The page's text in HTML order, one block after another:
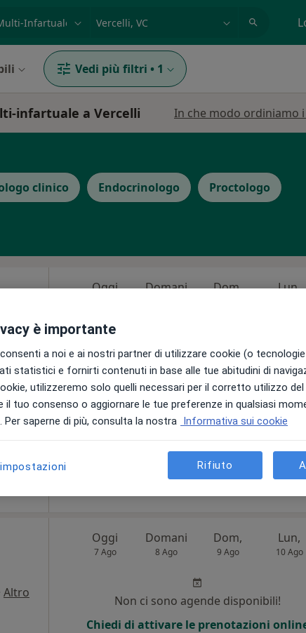
Vedi più filtri • 1
infartuale a Vercelli In che modo ordiniamo
clinico Endocrinologo Proctologo
Oggi Domani Dom, Lun,
Non ci sono agende disponibili!
Chiedi di attivare le prenotazioni
Altro
Oggi
7 Ago
Domani
8 Ago
Dom,
9 Ago
Lun,
10 Ago
Non ci sono agende disponibili!
Chiedi di attivare le prenotazioni
è importante
a noi e ai nostri partner di utilizzare cookie (o
statistici e fornirti contenuti in base alle tue abitudini di
utilizzeremo solo quelli necessari per il corretto utilizzo
il tuo consenso o aggiornare le tue preferenze in qualsiasi
Per saperne di più, consulta la nostra Informativa sui cookie
Rifiuto